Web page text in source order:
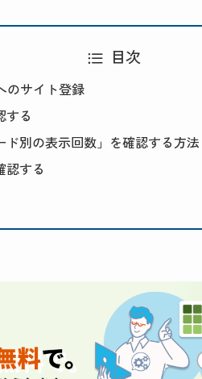
目次
のサイト登録
する
別の表示回数」を確認する方法
認する